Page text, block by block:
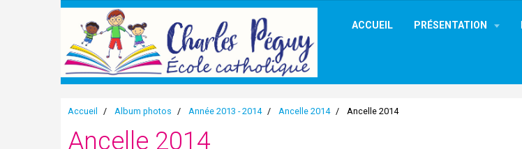
ACCUEIL PRÉSENTATION
Accueil Album photos Année 2013 - 2014 Ancelle 2014 Ancelle 2014
Ancelle 2014